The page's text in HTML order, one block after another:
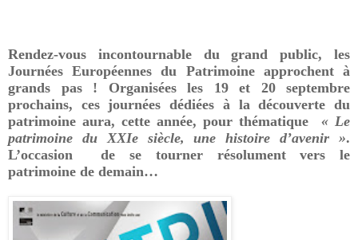
Rendez-vous incontournable du grand public, les
Journées Européennes du Patrimoine approchent à
grands pas ! Organisées les 19 et 20 septembre
prochains, ces journées dédiées à la découverte du
patrimoine aura, cette année, pour thématique « Le
patrimoine du XXIe siècle, une histoire d’avenir ».
L’occasion de se tourner résolument vers le
patrimoine de demain…